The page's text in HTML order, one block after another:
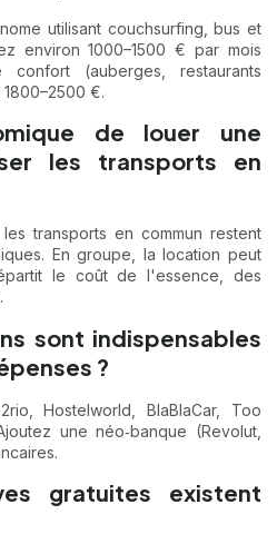
utilisant couchsurfing, bus et
environ 1000–1500 € par mois
(auberges, restaurants
€.
de louer une
les transports en
transports en commun restent
En groupe, la location peut
le coût de l'essence, des
sont indispensables
?
Hostelworld, BlaBlaCar, Too
une néo‑banque (Revolut,
gratuites existent